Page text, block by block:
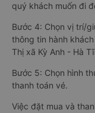
quý khách muốn đi
Bước 4: Chọn vị trí/
thông tin hành
Thị xã Kỳ Anh - Hà
Bước 5: Chọn hình
thanh toán vé.
Việc đặt mua và